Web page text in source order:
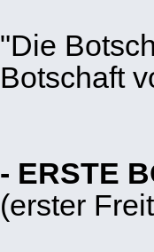
"Die
Botschaft
- ERSTE
(erster